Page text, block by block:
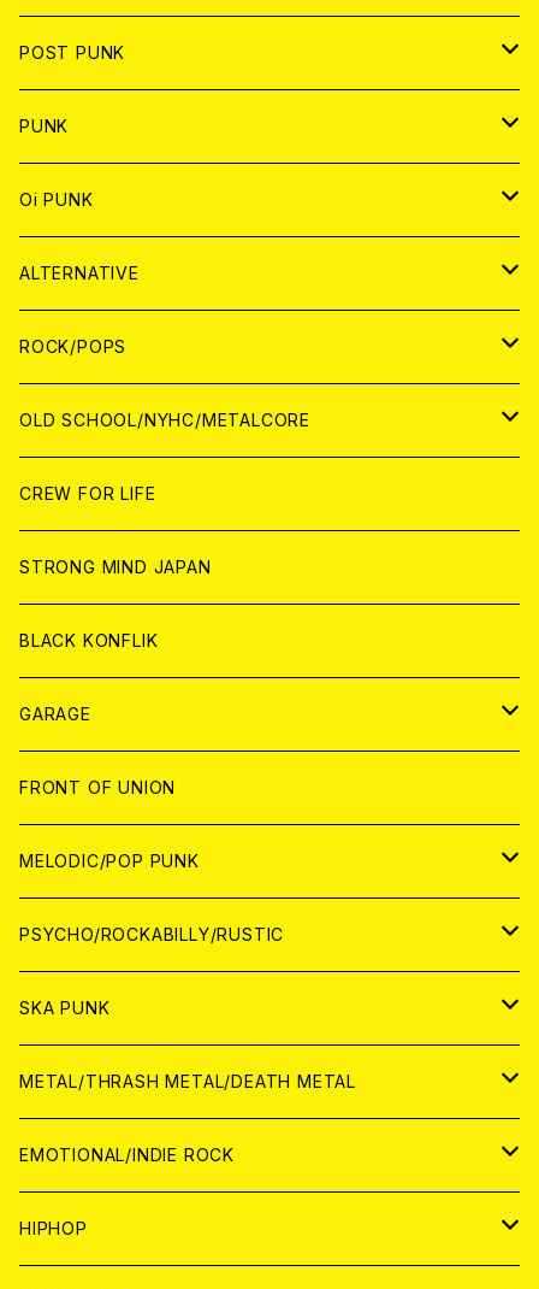
DIGITAL CONTENTS
ANALOG
JAPAN
CD
ANALOG
WORLD
CD
ANALOG
POST PUNK
CD
JAPAN
WORLD
ANALOG
JAPAN
WORLD
PUNK
JAPAN
CD
ANALOG
WORLD
CD
ANALOG
Oi PUNK
JAPAN
CD
ANALOG
WOLRD
CD
ANALOG
ALTERNATIVE
JAPAN
CD
ANALOG
WORLD
CD
ANALOG
ROCK/POPS
JAPAN
CD
ANALOG
WORLD
CD
ANALOG
OLD SCHOOL/NYHC/METALCORE
JAPAN
CD
ANALOG
WORLD
CD
ANALOG
CREW FOR LIFE
STRONG MIND JAPAN
BLACK KONFLIK
GARAGE
JAPAN
アナログ
CD
WORLD
アナログ
CD
FRONT OF UNION
MELODIC/POP PUNK
JAPAN
CD
ANALOG
WORLD
CD
ANALOG
PSYCHO/ROCKABILLY/RUSTIC
JAPAN
CD
ANALOG
WORLD
CD
ANALOG
SKA PUNK
JAPAN
CD
ANALOG
WORLD
CD
METAL/THRASH METAL/DEATH METAL
JAPAN
CD
WORLD
EMOTIONAL/INDIE ROCK
JAPAN
HIPHOP